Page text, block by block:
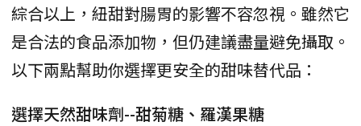
綜合以上，紐甜對腸胃的影響不容忽視。雖然它
是合法的食品添加物，但仍建議盡量避免攝取。
以下兩點幫助你選擇更安全的甜味替代品：
選擇天然甜味劑--甜菊糖、羅漢果糖